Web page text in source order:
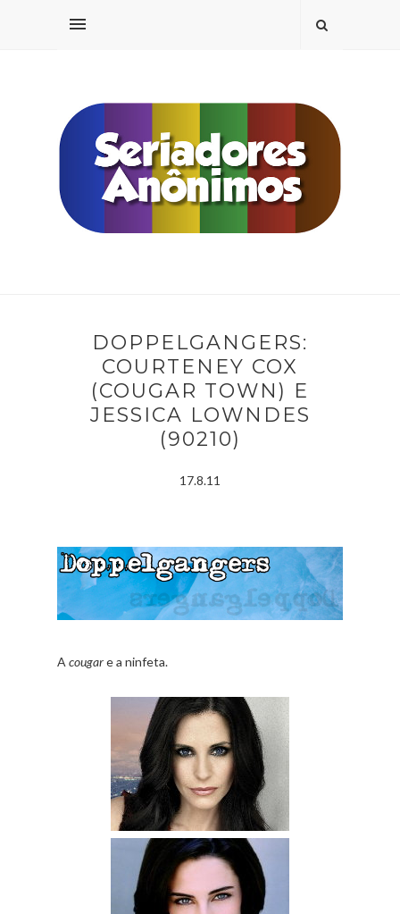
DOPPELGANGERS:
COURTENEY COX
(COUGAR TOWN) E
JESSICA LOWNDES
(90210)
17.8.11
A cougare a ninfeta.